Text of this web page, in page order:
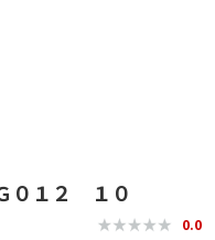
０１２ １０
0.0